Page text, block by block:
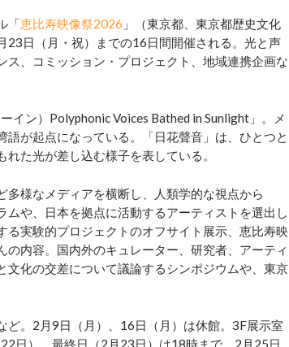
「恵比寿映像祭2026 」（東京都、東京都歴史文化
23日（月・祝）までの16日間開催される。光と声
、コミッション・プロジェクト、地域連携企画な
イン）Polyphonic Voices Bathed in Sunlight」。メ
が起点になっている。「日花聲音」は、ひとつと
た光が差し込む様子を表している。
様なメディアを横断し、人類学的な視点から
ムや、日本を拠点に活動するアーティストを選出し
実験的プロジェクトのオフサイト展示、恵比寿映
内容。国内外のキュレーター、研究者、アーティ
化の交差について議論するシンポジウムや、東京
。2月9日（月）、16日（月）は休館。3F展示室